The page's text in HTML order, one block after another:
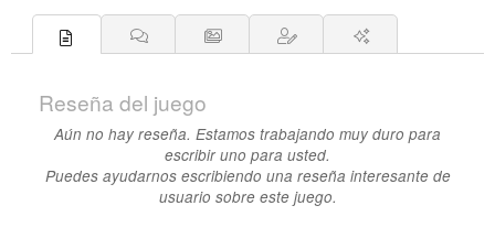
Reseña del juego
Aún no hay reseña. Estamos trabajando muy duro para
escribir uno para usted.
Puedes ayudarnos escribiendo una reseña interesante de
usuario sobre este juego.